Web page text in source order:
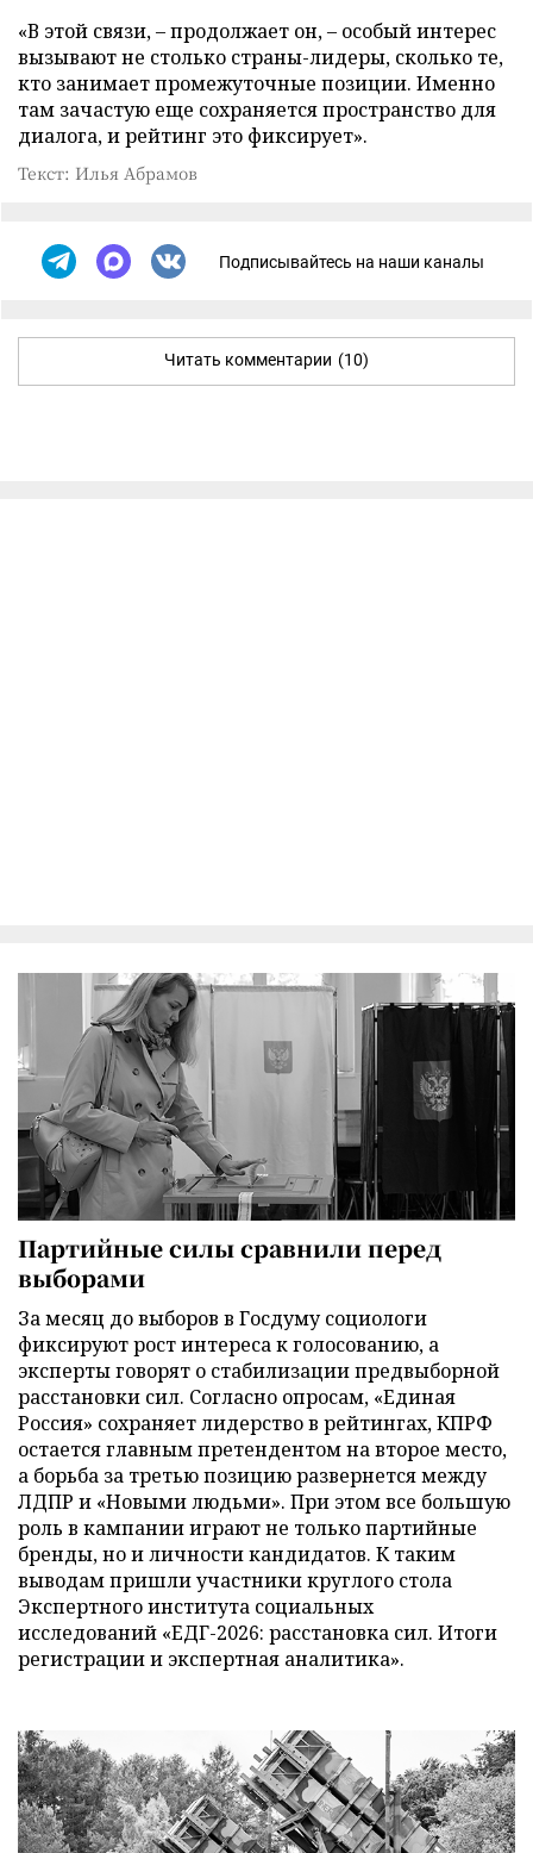
«В этой связи, – продолжает он, – особый интерес
вызывают не столько страны-лидеры, сколько те,
кто занимает промежуточные позиции. Именно
там зачастую еще сохраняется пространство для
диалога, и рейтинг это фиксирует».
Текст: Илья Абрамов
Подписывайтесь на наши каналы
Читать комментарии (10)
Партийные силы сравнили перед
выборами
За месяц до выборов в Госдуму социологи
фиксируют рост интереса к голосованию, а
эксперты говорят о стабилизации предвыборной
расстановки сил. Согласно опросам, «Единая
Россия» сохраняет лидерство в рейтингах, КПРФ
остается главным претендентом на второе место,
а борьба за третью позицию развернется между
ЛДПР и «Новыми людьми». При этом все большую
роль в кампании играют не только партийные
бренды, но и личности кандидатов. К таким
выводам пришли участники круглого стола
Экспертного института социальных
исследований «ЕДГ-2026: расстановка сил. Итоги
регистрации и экспертная аналитика».